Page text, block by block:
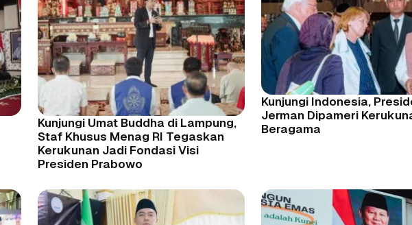
Kunjungi Umat Buddha di Lampung,
Staf Khusus Menag RI Tegaskan
Kerukunan Jadi Fondasi Visi
Presiden Prabowo
Kunjungi Indonesia,
Jerman Dipameri
Beragama